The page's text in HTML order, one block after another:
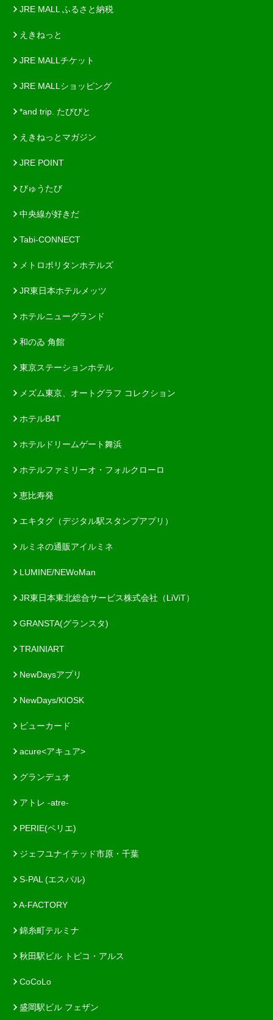
JRE MALL ふるさと納税
えきねっと
JRE MALLチケット
JRE MALLショッピング
*and trip. たびびと
えきねっとマガジン
JRE POINT
びゅうたび
中央線が好きだ
Tabi-CONNECT
メトロポリタンホテルズ
JR東日本ホテルメッツ
ホテルニューグランド
和のゐ 角館
東京ステーションホテル
メズム東京、オートグラフ コレクション
ホテルB4T
ホテルドリームゲート舞浜
ホテルファミリーオ・フォルクローロ
恵比寿発
エキタグ（デジタル駅スタンプアプリ）
ルミネの通販アイルミネ
LUMINE/NEWoMan
JR東日本東北総合サービス株式会社（LiViT）
GRANSTA(グランスタ)
TRAINIART
NewDaysアプリ
NewDays/KIOSK
ビューカード
acure<アキュア>
グランデュオ
アトレ -atre-
PERIE(ペリエ)
ジェフユナイテッド市原・千葉
S-PAL (エスパル)
A-FACTORY
錦糸町テルミナ
秋田駅ビル トピコ・アルス
CoCoLo
盛岡駅ビル フェザン